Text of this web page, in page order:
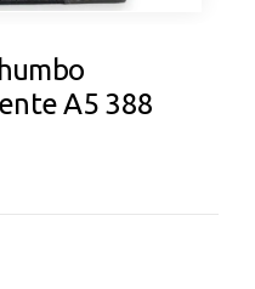
A5 388